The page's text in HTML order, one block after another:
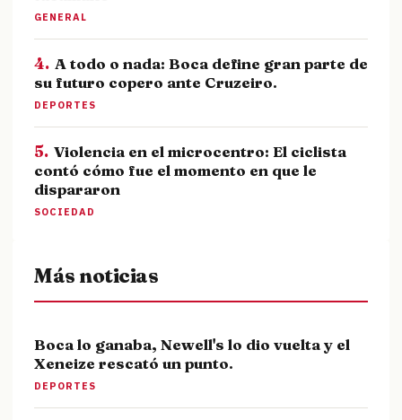
GENERAL
4. A todo o nada: Boca define gran parte de
su futuro copero ante Cruzeiro.
DEPORTES
5. Violencia en el microcentro: El ciclista
contó cómo fue el momento en que le
dispararon
SOCIEDAD
Más noticias
Boca lo ganaba, Newell's lo dio vuelta y el
Xeneize rescató un punto.
DEPORTES